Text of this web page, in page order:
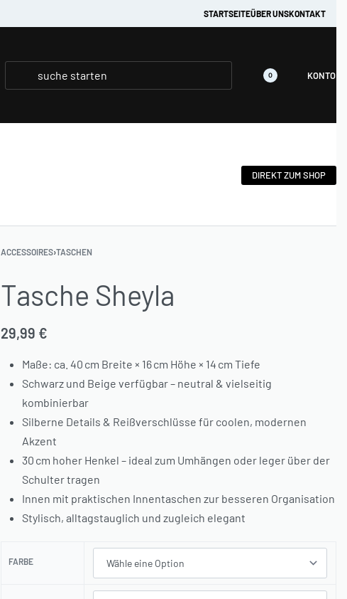
STARTSEITEÜBER UNSKONTAKT
0 KONTO
DIREKT ZUM SHOP
ACCESSOIRES›TASCHEN
Tasche Sheyla
29,99 €
Maße: ca. 40 cm Breite × 16 cm Höhe × 14 cm Tiefe
Schwarz und Beige verfügbar – neutral & vielseitig
kombinierbar
Silberne Details & Reißverschlüsse für coolen, modernen
Akzent
30 cm hoher Henkel – ideal zum Umhängen oder leger über der
Schulter tragen
Innen mit praktischen Innentaschen zur besseren Organisation
Stylisch, alltagstauglich und zugleich elegant
FARBE